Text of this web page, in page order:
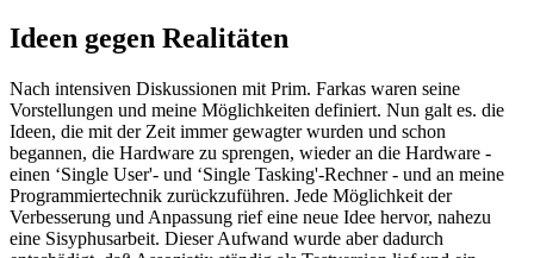
Ideen gegen Realitäten
Nach intensiven Diskussionen mit Prim. Farkas waren seine
Vorstellungen und meine Möglichkeiten definiert. Nun galt es. die
Ideen, die mit der Zeit immer gewagter wurden und schon
begannen, die Hardware zu sprengen, wieder an die Hardware -
einen ‘Single User'- und ‘Single Tasking'-Rechner - und an meine
Programmiertechnik zurückzuführen. Jede Möglichkeit der
Verbesserung und Anpassung rief eine neue Idee hervor, nahezu
eine Sisyphusarbeit. Dieser Aufwand wurde aber dadurch